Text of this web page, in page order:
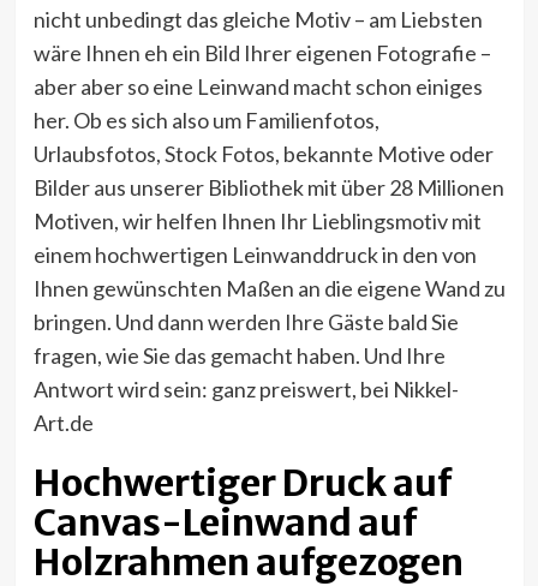
nicht unbedingt das gleiche Motiv – am Liebsten
wäre Ihnen eh ein Bild Ihrer eigenen Fotografie –
aber aber so eine Leinwand macht schon einiges
her. Ob es sich also um Familienfotos,
Urlaubsfotos, Stock Fotos, bekannte Motive oder
Bilder aus unserer Bibliothek mit über 28 Millionen
Motiven, wir helfen Ihnen Ihr Lieblingsmotiv mit
einem hochwertigen Leinwanddruck in den von
Ihnen gewünschten Maßen an die eigene Wand zu
bringen. Und dann werden Ihre Gäste bald Sie
fragen, wie Sie das gemacht haben. Und Ihre
Antwort wird sein: ganz preiswert, bei Nikkel-
Art.de
Hochwertiger Druck auf
Canvas-Leinwand auf
Holzrahmen aufgezogen